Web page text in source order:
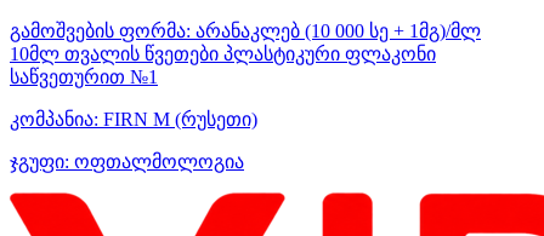
გამოშვების ფორმა: არანაკლებ (10 000 სე + 1მგ)/მლ
10მლ თვალის წვეთები პლასტიკური ფლაკონი
საწვეთურით №1
კომპანია: FIRN M (რუსეთი)
ჯგუფი: ოფთალმოლოგია